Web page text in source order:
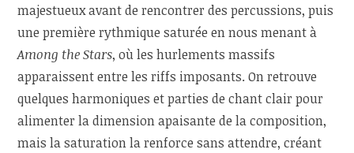
majestueux avant de rencontrer des percussions, puis
une première rythmique saturée en nous menant à
Among the Stars, où les hurlements massifs
apparaissent entre les riffs imposants. On retrouve
quelques harmoniques et parties de chant clair pour
alimenter la dimension apaisante de la composition,
mais la saturation la renforce sans attendre, créant